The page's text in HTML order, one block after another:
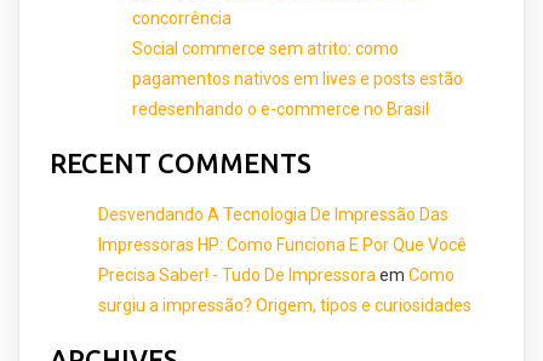
concorrência
Social commerce sem atrito: como
pagamentos nativos em lives e posts estão
redesenhando o e-commerce no Brasil
RECENT COMMENTS
Desvendando A Tecnologia De Impressão Das
Impressoras HP: Como Funciona E Por Que Você
Precisa Saber! - Tudo De Impressora em Como
surgiu a impressão? Origem, tipos e curiosidades